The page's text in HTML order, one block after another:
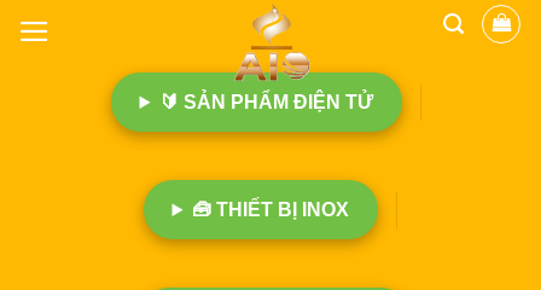
🔰 SẢN PHẨM ĐIỆN TỬ
🧰 THIẾT BỊ INOX